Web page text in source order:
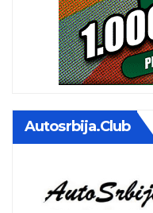
Autosrbija.club